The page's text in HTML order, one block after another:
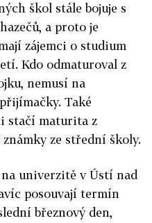
škol stále bojuje s
a proto je
zájemci o studium
Kdo odmaturoval z
nemusí na
Také
stačí maturita z
ze střední školy.
univerzitě v Ústí nad
posouvají termín
březnový den,